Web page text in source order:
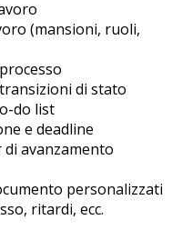
(mansioni, ruoli,
di stato
do list
e deadline
avanzamento
personalizzati
ritardi, ecc.